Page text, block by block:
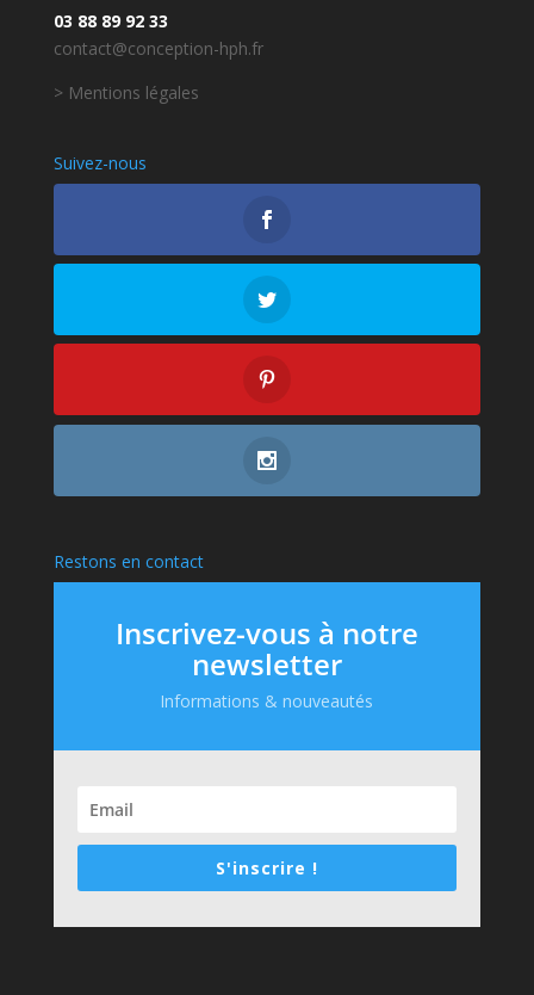
03 88 89 92 33
contact@conception-hph.fr
> Mentions légales
Suivez-nous
Restons en contact
Inscrivez-vous à notre
newsletter
Informations & nouveautés
S'inscrire !